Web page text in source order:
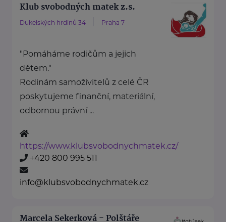
Klub svobodných matek z.s.
Dukelských hrdinů 34 Praha 7
"Pomáháme rodičům a jejich
dětem."
Rodinám samoživitelů z celé ČR
poskytujeme finanční, materiální,
odbornou právní ...
https://www.klubsvobodnychmatek.cz/
+420 800 995 511
info@klubsvobodnychmatek.cz
Marcela Sekerková - Polštáře